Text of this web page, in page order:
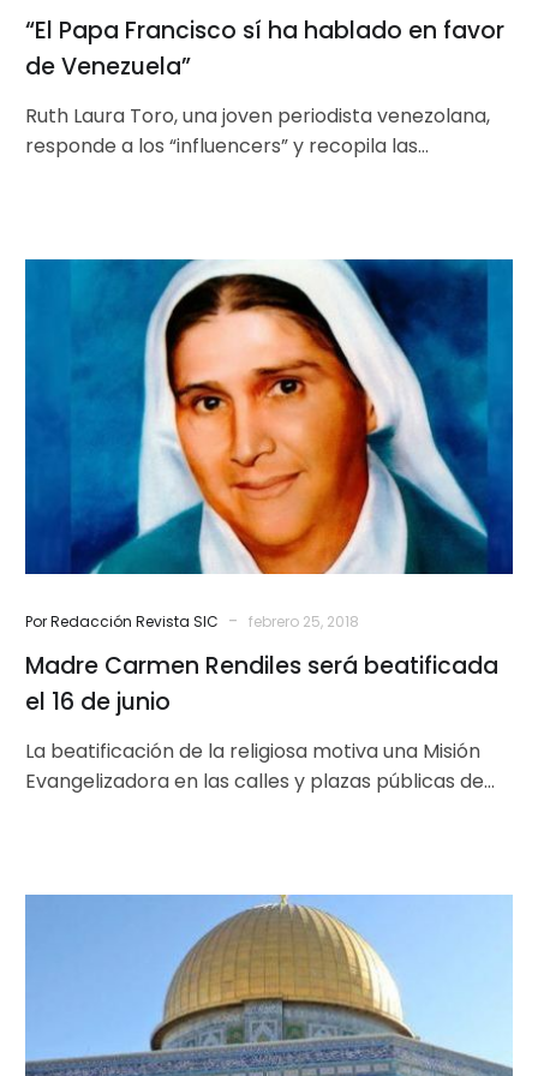
“El Papa Francisco sí ha hablado en favor
de Venezuela”
Ruth Laura Toro, una joven periodista venezolana,
responde a los “influencers” y recopila las
Madre
Carmen
Rendiles
será
beatificada
el
16
de
junio
Por Redacción Revista SIC - febrero 25, 2018
Madre Carmen Rendiles será beatificada
el 16 de junio
La beatificación de la religiosa motiva una Misión
Evangelizadora en las calles y plazas públicas de
El
expresa
su
preocupación
por